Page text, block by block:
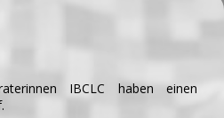
IBCLC haben einen